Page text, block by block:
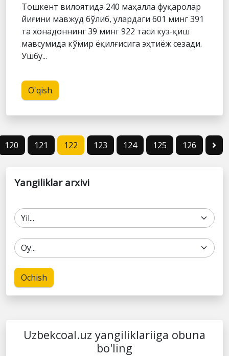
Тошкент вилоятида 240 маҳалла фуқаролар
йиғини мавжуд бўлиб, улардаги 601 минг 391
та хонадоннинг 39 минг 922 таси куз-қиш
мавсумида кўмир ёқилғисига эҳтиёж сезади.
Ушбу...
O'qish
120 121 122 123 124 125 126
Yangiliklar arxivi
Ochish
Uzbekcoal.uz yangiliklariiga obuna
bo'ling